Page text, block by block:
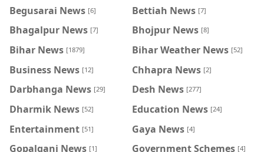
Begusarai News [6] Bettiah News [7]
Bhagalpur News [7] Bhojpur News [8]
Bihar News [1879] Bihar Weather News [52]
Business News [12] Chhapra News [2]
Darbhanga News [29] Desh News [277]
Dharmik News [52] Education News [24]
Entertainment [51] Gaya News [4]
Gopalganj News [1] Government Schemes [4]